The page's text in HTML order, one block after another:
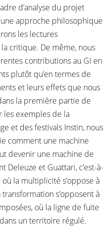
d’analyse du projet
approche philosophique
les lectures
critique. De même, nous
contributions au GI en
plutôt qu’en termes de
et leurs effets que nous
la première partie de
les exemples de la
et des festivals Instin, nous
comment une machine
devenir une machine de
Deleuze et Guattari, c’est-à-
la multiplicité s’oppose à
s’opposent à
où la ligne de fuite
un territoire régulé.